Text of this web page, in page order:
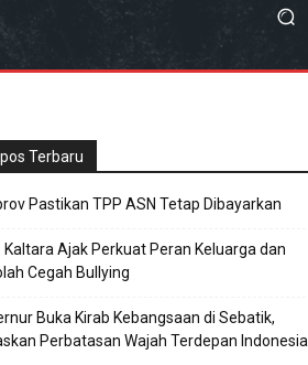
Terbaru
Pastikan TPP ASN Tetap Dibayarkan
Kaltara Ajak Perkuat Peran Keluarga dan
Cegah Bullying
Buka Kirab Kebangsaan di Sebatik,
Perbatasan Wajah Terdepan Indonesia